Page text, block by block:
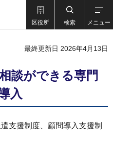
区役所 検索 メニュー
最終更新日 2026年4月13日
談ができる専門
入
支援制度、顧問導入支援制